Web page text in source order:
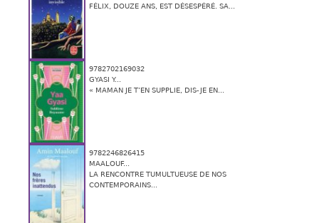
FÉLIX, DOUZE ANS, EST DÉSESPÉRÉ. SA...
9782702169032
GYASI Y...
« MAMAN JE T’EN SUPPLIE, DIS-JE EN...
9782246826415
MAALOUF...
LA RENCONTRE TUMULTUEUSE DE NOS
CONTEMPORAINS...